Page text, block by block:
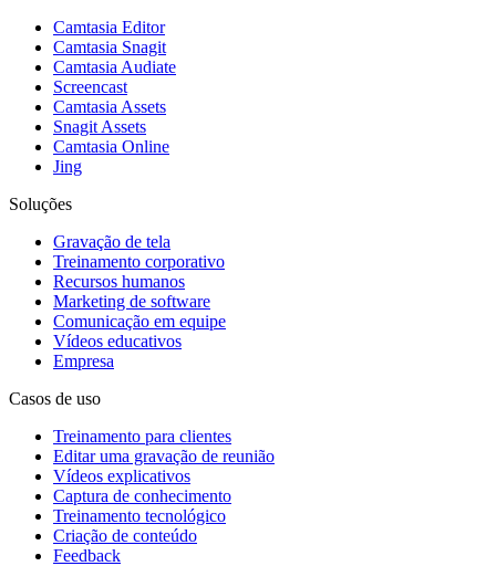
Camtasia Editor
Camtasia Snagit
Camtasia Audiate
Screencast
Camtasia Assets
Snagit Assets
Camtasia Online
Jing
Soluções
Gravação de tela
Treinamento corporativo
Recursos humanos
Marketing de software
Comunicação em equipe
Vídeos educativos
Empresa
Casos de uso
Treinamento para clientes
Editar uma gravação de reunião
Vídeos explicativos
Captura de conhecimento
Treinamento tecnológico
Criação de conteúdo
Feedback